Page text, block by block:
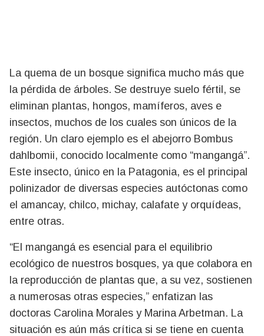
La quema de un bosque significa mucho más que
la pérdida de árboles. Se destruye suelo fértil, se
eliminan plantas, hongos, mamíferos, aves e
insectos, muchos de los cuales son únicos de la
región. Un claro ejemplo es el abejorro Bombus
dahlbomii, conocido localmente como “mangangá”.
Este insecto, único en la Patagonia, es el principal
polinizador de diversas especies autóctonas como
el amancay, chilco, michay, calafate y orquídeas,
entre otras.
“El mangangá es esencial para el equilibrio
ecológico de nuestros bosques, ya que colabora en
la reproducción de plantas que, a su vez, sostienen
a numerosas otras especies,” enfatizan las
doctoras Carolina Morales y Marina Arbetman. La
situación es aún más crítica si se tiene en cuenta